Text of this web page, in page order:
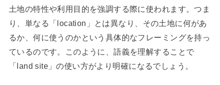
土地の特性や利用目的を強調する際に使われます。つま
り、単なる「location」とは異なり、その土地に何があ
るか、何に使うのかという具体的なフレーミングを持っ
ているのです。このように、語義を理解することで
「land site」の使い方がより明確になるでしょう。